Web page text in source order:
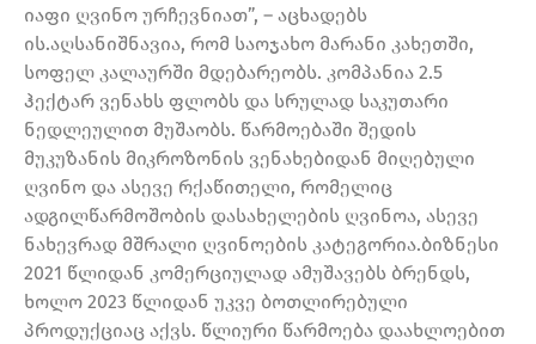
იაფი ღვინო ურჩევნიათ”, – აცხადებს
ის.აღსანიშნავია, რომ საოჯახო მარანი კახეთში,
სოფელ კალაურში მდებარეობს. კომპანია 2.5
ჰექტარ ვენახს ფლობს და სრულად საკუთარი
ნედლეულით მუშაობს. წარმოებაში შედის
მუკუზანის მიკროზონის ვენახებიდან მიღებული
ღვინო და ასევე რქაწითელი, რომელიც
ადგილწარმოშობის დასახელების ღვინოა, ასევე
ნახევრად მშრალი ღვინოების კატეგორია.ბიზნესი
2021 წლიდან კომერციულად ამუშავებს ბრენდს,
ხოლო 2023 წლიდან უკვე ბოთლირებული
პროდუქციაც აქვს. წლიური წარმოება დაახლოებით